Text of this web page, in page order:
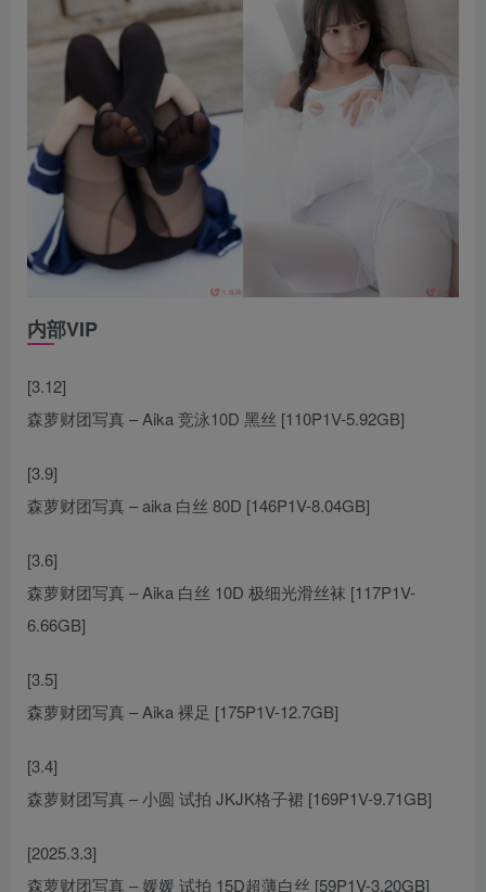
内部VIP
[3.12]
森萝财团写真 – Aika 竞泳10D 黑丝 [110P1V-5.92GB]
[3.9]
森萝财团写真 – aika 白丝 80D [146P1V-8.04GB]
[3.6]
森萝财团写真 – Aika 白丝 10D 极细光滑丝袜 [117P1V-
6.66GB]
[3.5]
森萝财团写真 – Aika 裸足 [175P1V-12.7GB]
[3.4]
森萝财团写真 – 小圆 试拍 JKJK格子裙 [169P1V-9.71GB]
[2025.3.3]
森萝财团写真 – 媛媛 试拍 15D超薄白丝 [59P1V-3.20GB]